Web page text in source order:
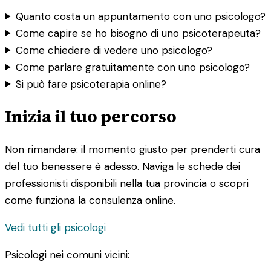
Quanto costa un appuntamento con uno psicologo?
Come capire se ho bisogno di uno psicoterapeuta?
Come chiedere di vedere uno psicologo?
Come parlare gratuitamente con uno psicologo?
Si può fare psicoterapia online?
Inizia il tuo percorso
Non rimandare: il momento giusto per prenderti cura
del tuo benessere è adesso. Naviga le schede dei
professionisti disponibili nella tua provincia o scopri
come funziona la consulenza online.
Vedi tutti gli psicologi
Psicologi nei comuni vicini: